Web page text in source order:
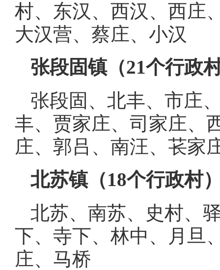
村、东汉、西汉、西庄
大汉营、蔡庄、小汉
张段固镇（21个行政
张段固、北丰、市庄
丰、贾家庄、司家庄、
庄、郭吕、南汪、苌家
北苏镇（18个行政村
北苏、南苏、史村、
下、寺下、林中、月旦
庄、马桥